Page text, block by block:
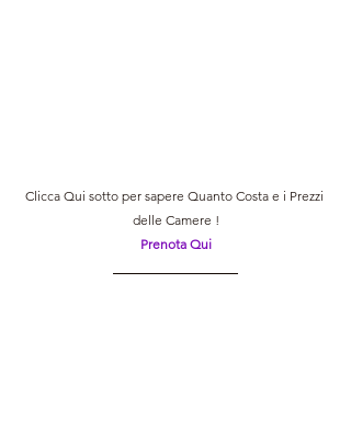
Clicca Qui sotto per sapere Quanto Costa e i Prezzi
delle Camere !
Prenota Qui